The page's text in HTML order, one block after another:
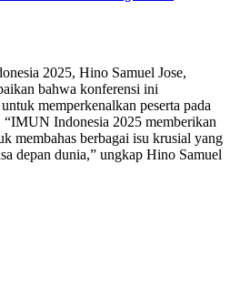
2025, Hino Samuel Jose,
bahwa konferensi ini
memperkenalkan peserta pada
Indonesia 2025 memberikan
membahas berbagai isu krusial yang
depan dunia,” ungkap Hino Samuel